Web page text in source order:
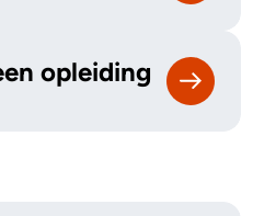
opleiding